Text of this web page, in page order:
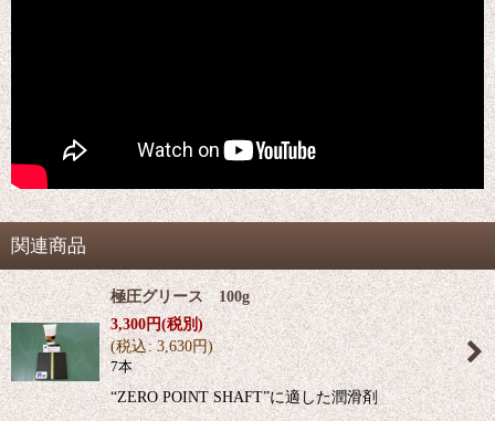
関連商品
極圧グリース 100g
3,300円(税別)
(税込: 3,630円)
7本
“ZERO POINT SHAFT”に適した潤滑剤